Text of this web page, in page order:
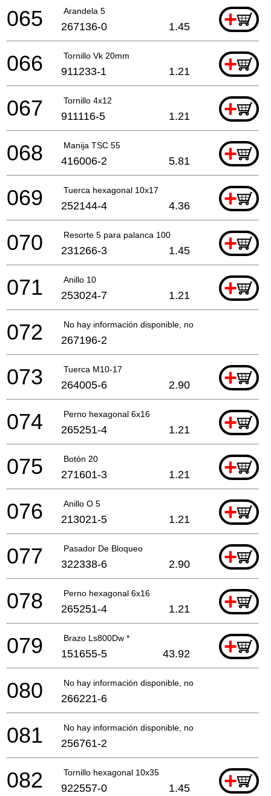
Arandela 5 +
065 267136-0 1.45
Tornillo Vk 20mm +
066 911233-1 1.21
Tornillo 4x12 +
067 911116-5 1.21
Manija TSC 55 +
068 416006-2 5.81
Tuerca hexagonal 10x17 +
069 252144-4 4.36
Resorte 5 para palanca 100 +
070 231266-3 1.45
Anillo 10 +
071 253024-7 1.21
No hay información disponible, no se puede pedir
072 267196-2
Tuerca M10-17 +
073 264005-6 2.90
Perno hexagonal 6x16 +
074 265251-4 1.21
Botón 20 +
075 271601-3 1.21
Anillo O 5 +
076 213021-5 1.21
Pasador De Bloqueo +
077 322338-6 2.90
Perno hexagonal 6x16 +
078 265251-4 1.21
Brazo Ls800Dw * +
079 151655-5 43.92
No hay información disponible, no se puede pedir
080 266221-6
No hay información disponible, no se puede pedir
081 256761-2
Tornillo hexagonal 10x35 +
082 922557-0 1.45